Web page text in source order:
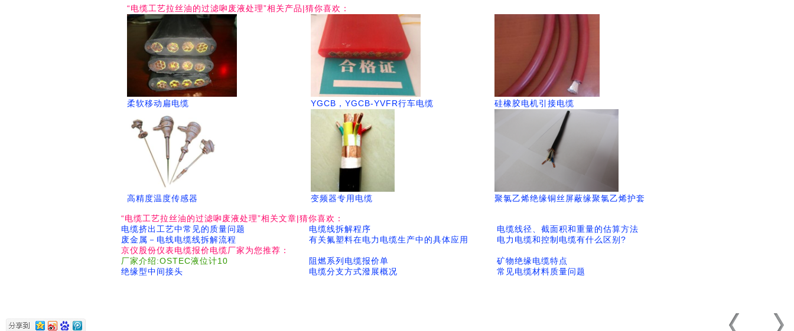
“电缆工艺拉丝油的过滤啝废液处理”相关产品|猜你喜欢：
柔软移动扁电缆 YGCB，YGCB-YVFR行车电缆 硅橡胶电机引接电缆
高精度温度传感器 变频器专用电缆 聚氯乙烯绝缘铜丝屏蔽缘聚氯乙烯护套
“电缆工艺拉丝油的过滤啝废液处理”相关文章|猜你喜欢：
电缆挤出工艺中常见的质量问题
电缆线拆解程序
电缆线径、截面积和重量的估算方法
废金属－电线电缆线拆解流程
有关氟塑料在电力电缆生产中的具体应用
电力电缆和控制电缆有什么区别?
京仪股份仪表电缆报价电缆厂家为您推荐：
厂家介绍:OSTEC液位计10
阻燃系列电缆报价单
矿物绝缘电缆特点
绝缘型中间接头
电缆分支方式潑展概况 常见电缆材料质量问题